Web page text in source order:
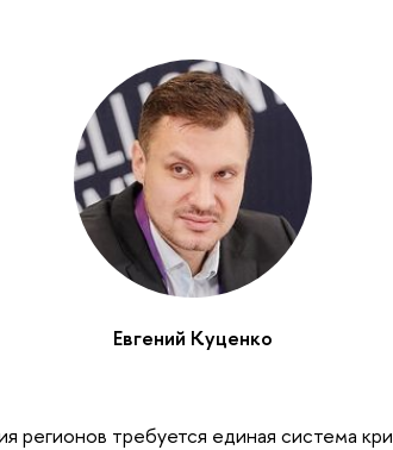
Евгений Куценко
регионов требуется единая система